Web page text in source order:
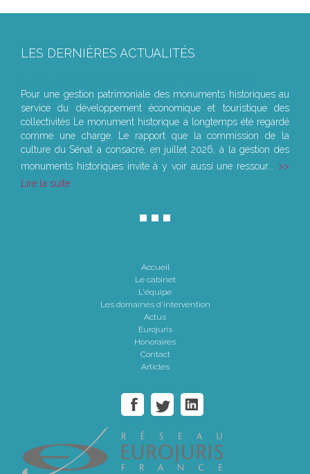
LES DERNIÈRES ACTUALITÉS
Pour une gestion patrimoniale des monuments historiques au
service du développement économique et touristique des
collectivités Le monument historique a longtemps été regardé
comme une charge. Le rapport que la commission de la
culture du Sénat a consacré, en juillet 2026, à la gestion des
monuments historiques invite à y voir aussi une ressour...
Lire la suite
Accueil
Le cabinet
L'équipe
Les domaines d'intervention
Actus
Eurojuris
Honoraires
Contact
Articles